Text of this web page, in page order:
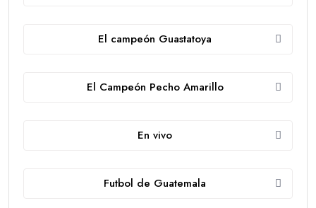
El campeón Guastatoya
El Campeón Pecho Amarillo
En vivo
Futbol de Guatemala